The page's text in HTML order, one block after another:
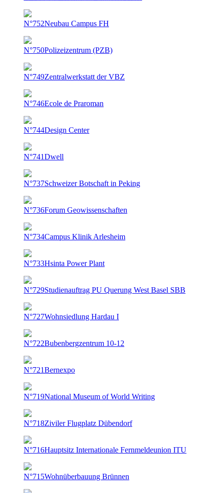
N°752Neubau Campus FH
N°750Polizeizentrum (PZB)
N°749Zentralwerkstatt der VBZ
N°746Ecole de Praroman
N°744Design Center
N°741Dwell
N°737Schweizer Botschaft in Peking
N°736Forum Geowissenschaften
N°734Campus Klinik Arlesheim
N°733Hsinta Power Plant
N°729Studienauftrag PU Querung West Basel SBB
N°727Wohnsiedlung Hardau I
N°722Bubenbergzentrum 10-12
N°721Bernexpo
N°719National Museum of World Writing
N°718Ziviler Flugplatz Dübendorf
N°716Hauptsitz Internationale Fernmeldeunion ITU
N°715Wohnüberbauung Brünnen